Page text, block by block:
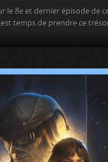
8e et dernier épisode de ce
temps de prendre ce